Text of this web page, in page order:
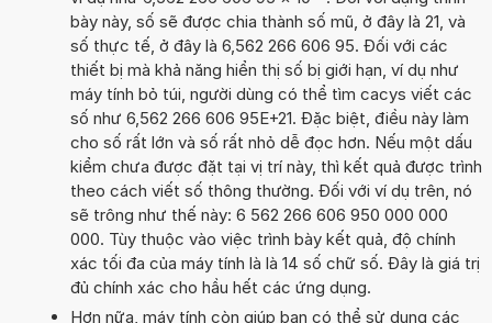
bày này, số sẽ được chia thành số mũ, ở đây là 21, và
số thực tế, ở đây là 6,562 266 606 95. Đối với các
thiết bị mà khả năng hiển thị số bị giới hạn, ví dụ như
máy tính bỏ túi, người dùng có thể tìm cacys viết các
số như 6,562 266 606 95E+21. Đặc biệt, điều này làm
cho số rất lớn và số rất nhỏ dễ đọc hơn. Nếu một dấu
kiểm chưa được đặt tại vị trí này, thì kết quả được trình
theo cách viết số thông thường. Đối với ví dụ trên, nó
sẽ trông như thế này: 6 562 266 606 950 000 000
000. Tùy thuộc vào việc trình bày kết quả, độ chính
xác tối đa của máy tính là là 14 số chữ số. Đây là giá trị
đủ chính xác cho hầu hết các ứng dụng.
Hơn nữa, máy tính còn giúp bạn có thể sử dụng các